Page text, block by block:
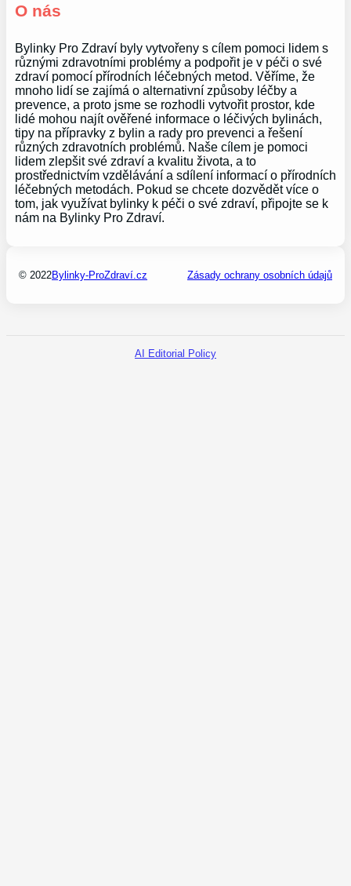
O nás
Bylinky Pro Zdraví byly vytvořeny s cílem pomoci lidem s
různými zdravotními problémy a podpořit je v péči o své
zdraví pomocí přírodních léčebných metod. Věříme, že
mnoho lidí se zajímá o alternativní způsoby léčby a
prevence, a proto jsme se rozhodli vytvořit prostor, kde
lidé mohou najít ověřené informace o léčivých bylinách,
tipy na přípravky z bylin a rady pro prevenci a řešení
různých zdravotních problémů. Naše cílem je pomoci
lidem zlepšit své zdraví a kvalitu života, a to
prostřednictvím vzdělávání a sdílení informací o přírodních
léčebných metodách. Pokud se chcete dozvědět více o
tom, jak využívat bylinky k péči o své zdraví, připojte se k
nám na Bylinky Pro Zdraví.
© 2022Bylinky-ProZdraví.cz Zásady ochrany osobních údajů
AI Editorial Policy